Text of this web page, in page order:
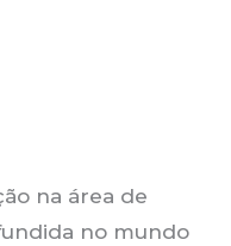
na área de
no mundo